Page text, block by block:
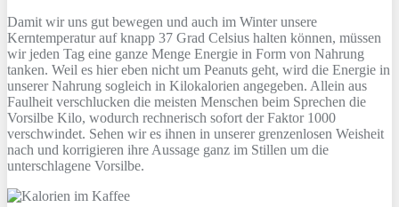
Damit wir uns gut bewegen und auch im Winter unsere
Kerntemperatur auf knapp 37 Grad Celsius halten können, müssen
wir jeden Tag eine ganze Menge Energie in Form von Nahrung
tanken. Weil es hier eben nicht um Peanuts geht, wird die Energie in
unserer Nahrung sogleich in Kilokalorien angegeben. Allein aus
Faulheit verschlucken die meisten Menschen beim Sprechen die
Vorsilbe Kilo, wodurch rechnerisch sofort der Faktor 1000
verschwindet. Sehen wir es ihnen in unserer grenzenlosen Weisheit
nach und korrigieren ihre Aussage ganz im Stillen um die
unterschlagene Vorsilbe.